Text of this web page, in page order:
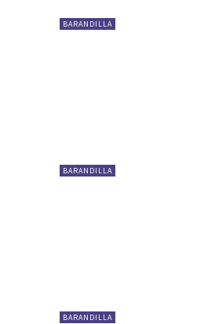
BARANDILLA
BARANDILLA
BARANDILLA